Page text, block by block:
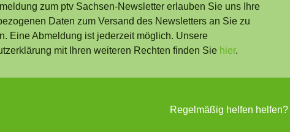
zum ptv Sachsen-Newsletter erlauben Sie uns Ihre
Daten zum Versand des Newsletters an Sie zu
Eine Abmeldung ist jederzeit möglich. Unsere
mit Ihren weiteren Rechten finden Sie hier.
Regelmäßig helfen helfen?